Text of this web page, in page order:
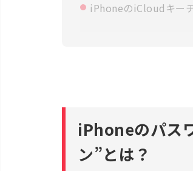
iPhoneのiCloudキー
「パスワードを保
保存したパスワード
iPhoneのパス
ン”とは？